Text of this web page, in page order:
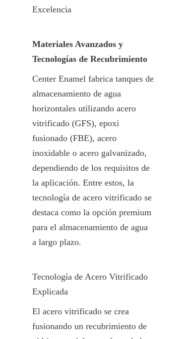
Excelencia
Materiales Avanzados y
Tecnologías de Recubrimiento
Center Enamel fabrica tanques de
almacenamiento de agua
horizontales utilizando acero
vitrificado (GFS), epoxi
fusionado (FBE), acero
inoxidable o acero galvanizado,
dependiendo de los requisitos de
la aplicación. Entre estos, la
tecnología de acero vitrificado se
destaca como la opción premium
para el almacenamiento de agua
a largo plazo.
Tecnología de Acero Vitrificado
Explicada
El acero vitrificado se crea
fusionando un recubrimiento de